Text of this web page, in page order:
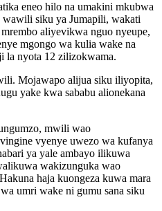
eneo hilo na umakini mkubwa
siku ya Jumapili, wakati
aliyevikwa nguo nyeupe,
mgongo wa kulia wake na
la nyota 12 zilizokwama.
Mojawapo alijua siku iliyopita,
yake kwa sababu alionekana
mwili wao
vyenye uwezo wa kufanya
ya yale ambayo ilikuwa
wakizunguka wao
haja kuongeza kuwa mara
umri wake ni gumu sana siku